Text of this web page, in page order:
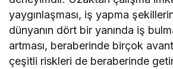
yaygınlaşması, iş yapma
dünyanın dört bir yanında iş
artması, beraberinde birçok
çeşitli riskleri de beraberinde